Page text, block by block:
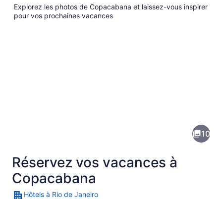
Explorez les photos de Copacabana et laissez-vous inspirer
pour vos prochaines vacances
suivante :
Copacabana
10
Réservez vos vacances à
Copacabana
Hôtels à Rio de Janeiro